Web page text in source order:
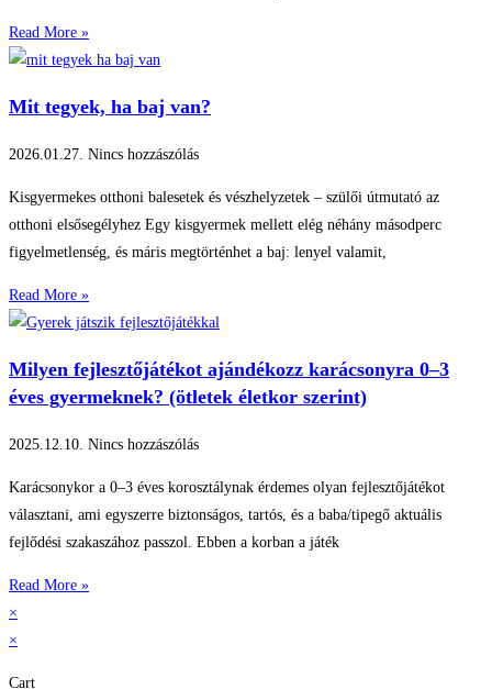
Read More »
Mit tegyek, ha baj van?
2026.01.27. Nincs hozzászólás
Kisgyermekes otthoni balesetek és vészhelyzetek – szülői útmutató az
otthoni elsősegélyhez Egy kisgyermek mellett elég néhány másodperc
figyelmetlenség, és máris megtörténhet a baj: lenyel valamit,
Read More »
Milyen fejlesztőjátékot ajándékozz karácsonyra 0–3
éves gyermeknek? (ötletek életkor szerint)
2025.12.10. Nincs hozzászólás
Karácsonykor a 0–3 éves korosztálynak érdemes olyan fejlesztőjátékot
választani, ami egyszerre biztonságos, tartós, és a baba/tipegő aktuális
fejlődési szakaszához passzol. Ebben a korban a játék
Read More »
×
×
Cart